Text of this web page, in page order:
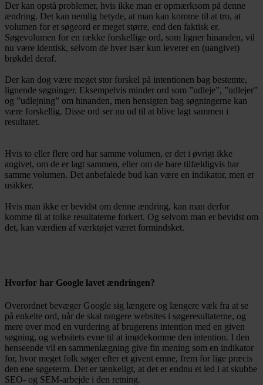
Der kan opstå problemer, hvis ikke man er opmærksom på denne
ændring. Det kan nemlig betyde, at man kan komme til at tro, at
volumen for et søgeord er meget større, end den faktisk er.
Søgevolumen for en række forskellige ord, som ligner hinanden, vil
nu være identisk, selvom de hver især kun leverer en (uangivet)
brøkdel deraf.
Der kan dog være meget stor forskel på intentionen bag bestemte,
lignende søgninger. Eksempelvis minder ord som ”udleje”, ”udlejer”
og ”udlejning” om hinanden, men hensigten bag søgningerne kan
være forskellig. Disse ord ser nu ud til at blive lagt sammen i
resultatet.
Hvis to eller flere ord har samme volumen, er det i øvrigt ikke
angivet, om de er lagt sammen, eller om de bare tilfældigvis har
samme volumen. Det anbefalede bud kan være en indikator, men er
usikker.
Hvis man ikke er bevidst om denne ændring, kan man derfor
komme til at tolke resultaterne forkert. Og selvom man er bevidst om
det, kan værdien af værktøjet været formindsket.
Hvorfor har Google lavet ændringen?
Overordnet bevæger Google sig længere og længere væk fra at se
på enkelte ord, når de skal rangere websites i søgeresultaterne, og
mere over mod en vurdering af brugerens intention med en given
søgning, og websitets evne til at imødekomme den intention. I den
henseende vil en sammenlægning give fin mening som en indikator
for, hvor meget folk søger efter et givent emne, frem for lige præcis
den ene søgeterm. Det er tænkeligt, at det er endnu et led i at skubbe
SEO- og SEM-arbejde i den retning.